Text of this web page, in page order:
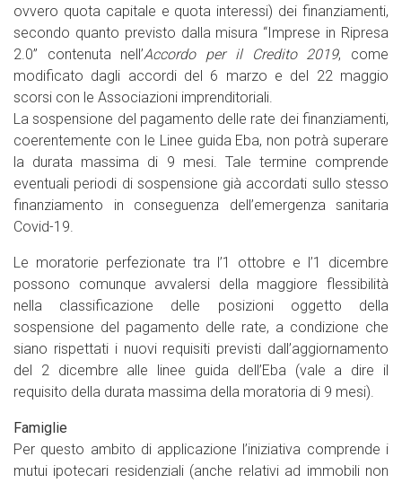
ovvero quota capitale e quota interessi) dei finanziamenti,
secondo quanto previsto dalla misura “Imprese in Ripresa
2.0” contenuta nell’Accordo per il Credito 2019, come
modificato dagli accordi del 6 marzo e del 22 maggio
scorsi con le Associazioni imprenditoriali.
La sospensione del pagamento delle rate dei finanziamenti,
coerentemente con le Linee guida Eba, non potrà superare
la durata massima di 9 mesi. Tale termine comprende
eventuali periodi di sospensione già accordati sullo stesso
finanziamento in conseguenza dell’emergenza sanitaria
Covid-19.
Le moratorie perfezionate tra l’1 ottobre e l’1 dicembre
possono comunque avvalersi della maggiore flessibilità
nella classificazione delle posizioni oggetto della
sospensione del pagamento delle rate, a condizione che
siano rispettati i nuovi requisiti previsti dall’aggiornamento
del 2 dicembre alle linee guida dell’Eba (vale a dire il
requisito della durata massima della moratoria di 9 mesi).
Famiglie
Per questo ambito di applicazione l’iniziativa comprende i
mutui ipotecari residenziali (anche relativi ad immobili non